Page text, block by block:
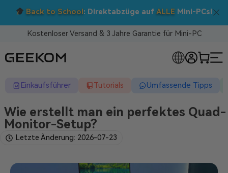
ALLE Mini-PCs!
Nutzen Sie den Code BTS05 im
Kostenloser Versand & 3 Jahre Garantie für Mini-PC
Einkaufsführer Tutorials Umfassende Tipps
Wie erstellt man ein perfektes Quad-
Monitor-Setup?
Letzte Änderung: 2026-07-23
MINI-PCS